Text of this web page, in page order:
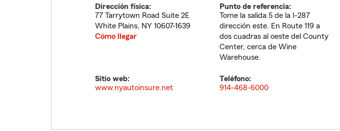
Dirección física:
77 Tarrytown Road Suite 2E
White Plains, NY 10607-1639
Cómo llegar
Punto de referencia:
Tome la salida 5 de la I-287
dirección este. En Route 119 a
dos cuadras al oeste del County
Center, cerca de Wine
Warehouse.
Sitio web:
www.nyautoinsure.net
Teléfono:
914-468-6000